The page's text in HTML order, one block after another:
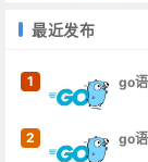
最近发布
1
go
2
go